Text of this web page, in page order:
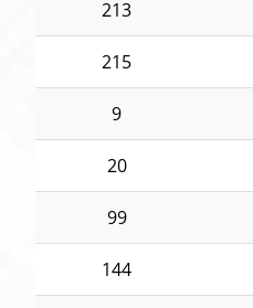
213
215
9
20
99
144